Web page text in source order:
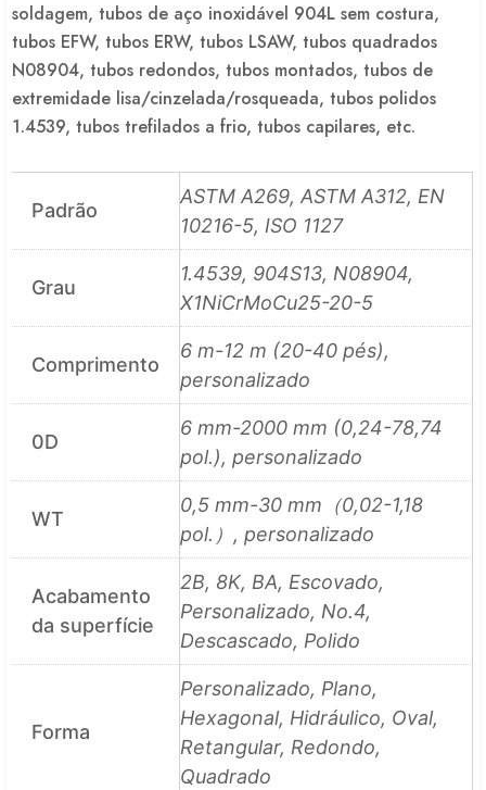
soldagem, tubos de aço inoxidável 904L sem costura,
tubos EFW, tubos ERW, tubos LSAW, tubos quadrados
N08904, tubos redondos, tubos montados, tubos de
extremidade lisa/cinzelada/rosqueada, tubos polidos
1.4539, tubos trefilados a frio, tubos capilares, etc.
Padrão
ASTM A269, ASTM A312, EN
10216-5, ISO 1127
Grau
1.4539, 904S13, N08904,
X1NiCrMoCu25-20-5
Comprimento
6 m-12 m (20-40 pés),
personalizado
0D
6 mm-2000 mm (0,24-78,74
pol.), personalizado
WT
0,5 mm-30 mm（0,02-1,18
pol.）, personalizado
Acabamento
da superfície
2B, 8K, BA, Escovado,
Personalizado, No.4,
Descascado, Polido
Forma
Personalizado, Plano,
Hexagonal, Hidráulico, Oval,
Retangular, Redondo,
Quadrado